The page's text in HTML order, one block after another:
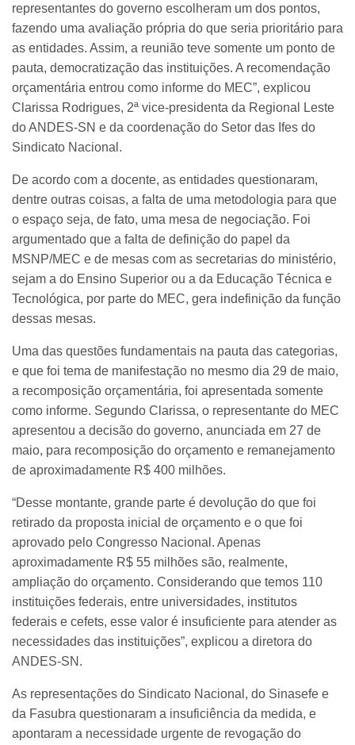
representantes do governo escolheram um dos pontos,
fazendo uma avaliação própria do que seria prioritário para
as entidades. Assim, a reunião teve somente um ponto de
pauta, democratização das instituições. A recomendação
orçamentária entrou como informe do MEC”, explicou
Clarissa Rodrigues, 2ª vice-presidenta da Regional Leste
do ANDES-SN e da coordenação do Setor das Ifes do
Sindicato Nacional.
De acordo com a docente, as entidades questionaram,
dentre outras coisas, a falta de uma metodologia para que
o espaço seja, de fato, uma mesa de negociação. Foi
argumentado que a falta de definição do papel da
MSNP/MEC e de mesas com as secretarias do ministério,
sejam a do Ensino Superior ou a da Educação Técnica e
Tecnológica, por parte do MEC, gera indefinição da função
dessas mesas.
Uma das questões fundamentais na pauta das categorias,
e que foi tema de manifestação no mesmo dia 29 de maio,
a recomposição orçamentária, foi apresentada somente
como informe. Segundo Clarissa, o representante do MEC
apresentou a decisão do governo, anunciada em 27 de
maio, para recomposição do orçamento e remanejamento
de aproximadamente R$ 400 milhões.
“Desse montante, grande parte é devolução do que foi
retirado da proposta inicial de orçamento e o que foi
aprovado pelo Congresso Nacional. Apenas
aproximadamente R$ 55 milhões são, realmente,
ampliação do orçamento. Considerando que temos 110
instituições federais, entre universidades, institutos
federais e cefets, esse valor é insuficiente para atender as
necessidades das instituições”, explicou a diretora do
ANDES-SN.
As representações do Sindicato Nacional, do Sinasefe e
da Fasubra questionaram a insuficiência da medida, e
apontaram a necessidade urgente de revogação do